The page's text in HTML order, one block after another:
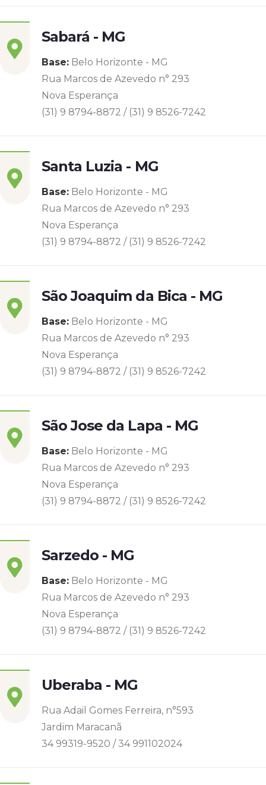
Sabará - MG
Base: Belo Horizonte - MG
Rua Marcos de Azevedo n° 293
Nova Esperança
(31) 9 8794-8872 / (31) 9 8526-7242
Santa Luzia - MG
Base: Belo Horizonte - MG
Rua Marcos de Azevedo n° 293
Nova Esperança
(31) 9 8794-8872 / (31) 9 8526-7242
São Joaquim da Bica - MG
Base: Belo Horizonte - MG
Rua Marcos de Azevedo n° 293
Nova Esperança
(31) 9 8794-8872 / (31) 9 8526-7242
São Jose da Lapa - MG
Base: Belo Horizonte - MG
Rua Marcos de Azevedo n° 293
Nova Esperança
(31) 9 8794-8872 / (31) 9 8526-7242
Sarzedo - MG
Base: Belo Horizonte - MG
Rua Marcos de Azevedo n° 293
Nova Esperança
(31) 9 8794-8872 / (31) 9 8526-7242
Uberaba - MG
Rua Adail Gomes Ferreira, n°593
Jardim Maracanã
34 99319-9520 / 34 991102024